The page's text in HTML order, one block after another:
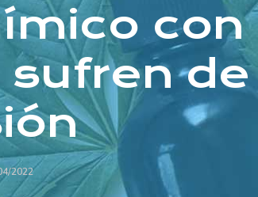
con
de
2022